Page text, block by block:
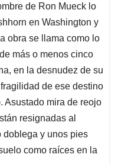
de Ron Mueck lo
en Washington y
obra se llama como lo
más o menos cinco
en la desnudez de su
de ese destino
Asustado mira de reojo
resignadas al
doblega y unos pies
como raíces en la